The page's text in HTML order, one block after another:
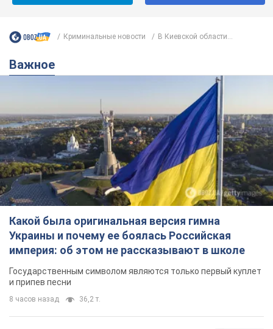
Криминальные новости В Киевской области...
Важное
Какой была оригинальная версия гимна
Украины и почему ее боялась Российская
империя: об этом не рассказывают в школе
Государственным символом являются только первый куплет
и припев песни
8 часов назад 36,2 т.